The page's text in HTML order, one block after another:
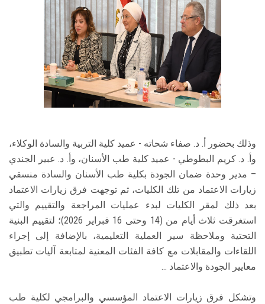
وذلك بحضور أ. د. صفاء شحاته - عميد كلية التربية والسادة الوكلاء،
وأ. د. كريم البطوطي - عميد كلية طب الأسنان، وأ. د. عبير الجندي
– مدير وحدة ضمان الجودة بكلية طب الأسنان والسادة منسقي
زيارات الاعتماد من تلك الكليات، ثم توجهت فرق زيارات الاعتماد
بعد ذلك لمقر الكليات لبدء عمليات المراجعة والتقييم والتي
استغرقت ثلاث أيام من (14 وحتى 16 فبراير 2026)؛ لتقييم البنية
التحتية وملاحظة سير العملية التعليمية، بالإضافة إلى إجراء
اللقاءات والمقابلات مع كافة الفئات المعنية لمتابعة آليات تطبيق
معايير الجودة والاعتماد ...
وتشكل فرق زيارات الاعتماد المؤسسي والبرامجي لكلية طب